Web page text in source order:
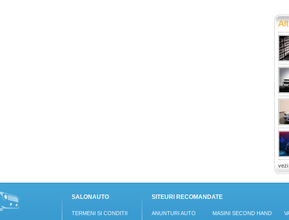
vezi
SALONAUTO
TERMENI SI CONDITII
SITEURI RECOMANDATE
ANUNTURI AUTO MASINI SECOND HAND